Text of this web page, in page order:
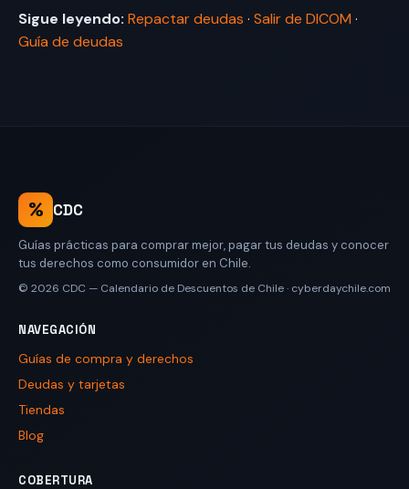
Sigue leyendo: Repactar deudas · Salir de DICOM ·
Guía de deudas
% CDC
Guías prácticas para comprar mejor, pagar tus deudas y conocer
tus derechos como consumidor en Chile.
© 2026 CDC — Calendario de Descuentos de Chile· cyberdaychile.com
NAVEGACIÓN
Guías de compra y derechos
Deudas y tarjetas
Tiendas
Blog
COBERTURA